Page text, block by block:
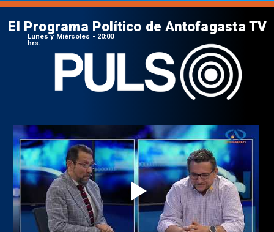
El Programa Político de Antofagasta TV
Lunes y Miércoles - 20:00
hrs.